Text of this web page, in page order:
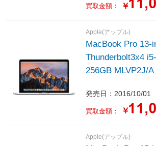
買取金額： ￥
Apple(アップル)
MacBook Pro 13-
Thunderbolt3x4
256GB MLVP2J/
発売日：2016/10/01
買取金額： ￥
Apple(アップル)